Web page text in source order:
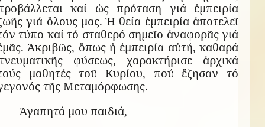
καί ὡς πρόταση γιά ἐμπειρία
γιά ὅλους μας. Ἡ θεία ἐμπειρία ἀποτελεῖ
τύπο καί τό σταθερό σημεῖο ἀναφορᾶς γιά
Ἀκριβῶς, ὅπως ἡ ἐμπειρία αὐτή, καθαρά
φύσεως, χαρακτήρισε ἀρχικά
μαθητές τοῦ Κυρίου, πού ἔζησαν τό
τῆς Μεταμόρφωσης.
Ἀγαπητά μου παιδιά,